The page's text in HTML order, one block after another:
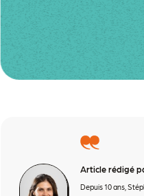
Article rédigé
Depuis 10 ans,